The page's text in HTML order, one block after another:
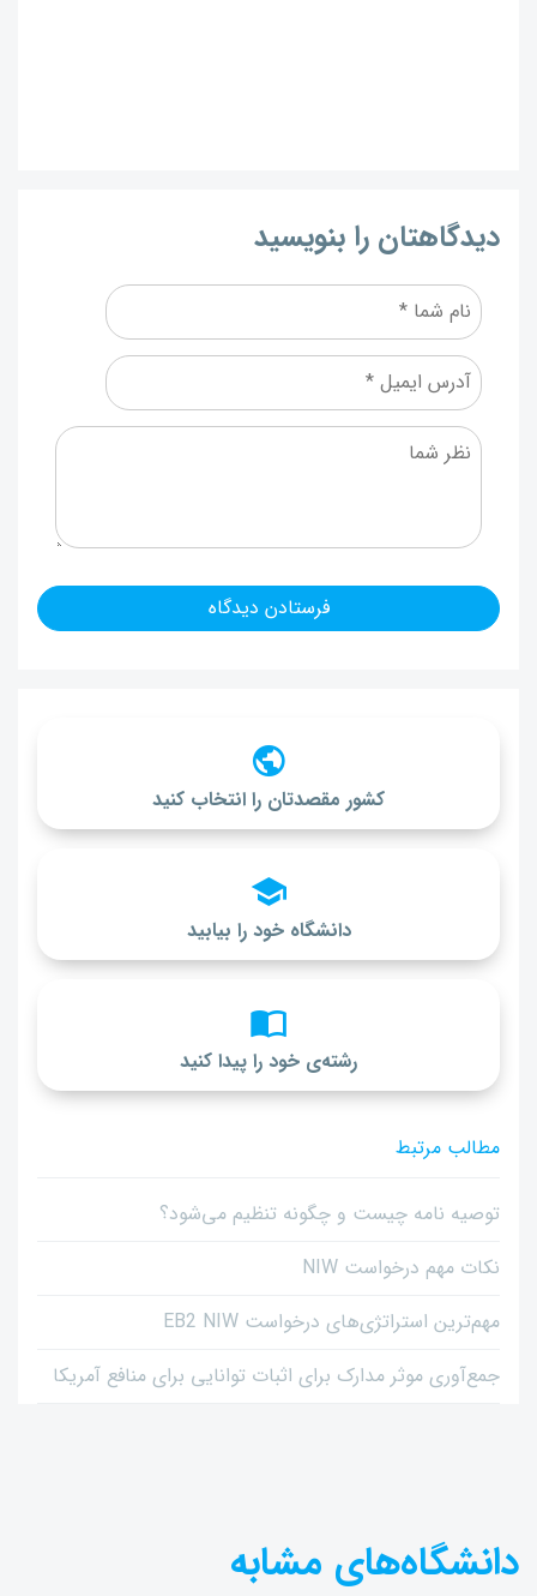
دیدگاهتان را بنویسید
کشور مقصدتان را انتخاب کنید
دانشگاه خود را بیابید
رشته‌ی خود را پیدا کنید
مطالب مرتبط
توصیه نامه چیست و چگونه تنظیم می‌شود؟
نکات مهم درخواست NIW
مهم‌ترین استراتژی‌های درخواست EB2 NIW
جمع‌آوری موثر مدارک برای اثبات توانایی برای منافع آمریکا
دانشگاه‌های مشابه